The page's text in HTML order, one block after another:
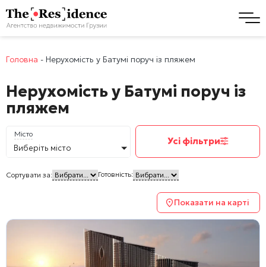
Головна - Нерухомість у Батумі поруч із пляжем
Нерухомість у Батумі поруч із
пляжем
Місто
Виберіть місто
Усі фільтри
Сортувати за: Готовність:
Показати на карті